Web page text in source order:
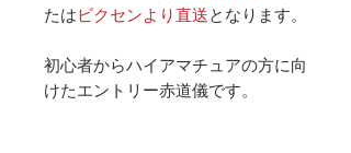
たはビクセンより直送となります。
初心者からハイアマチュアの方に向
けたエントリー赤道儀です。